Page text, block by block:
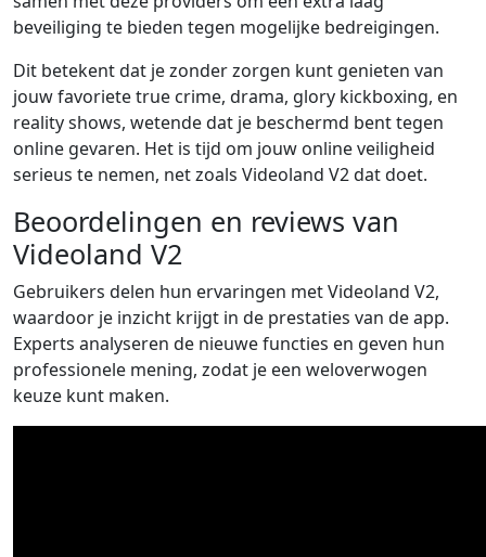
beveiliging te bieden tegen mogelijke bedreigingen.
Dit betekent dat je zonder zorgen kunt genieten van
jouw favoriete true crime, drama, glory kickboxing, en
reality shows, wetende dat je beschermd bent tegen
online gevaren. Het is tijd om jouw online veiligheid
serieus te nemen, net zoals Videoland V2 dat doet.
Beoordelingen en reviews van
Videoland V2
Gebruikers delen hun ervaringen met Videoland V2,
waardoor je inzicht krijgt in de prestaties van de app.
Experts analyseren de nieuwe functies en geven hun
professionele mening, zodat je een weloverwogen
keuze kunt maken.